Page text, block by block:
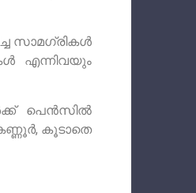
സാമഗ്രികൾ
എന്നിവയും
പെൻസിൽ
കൂടാതെ